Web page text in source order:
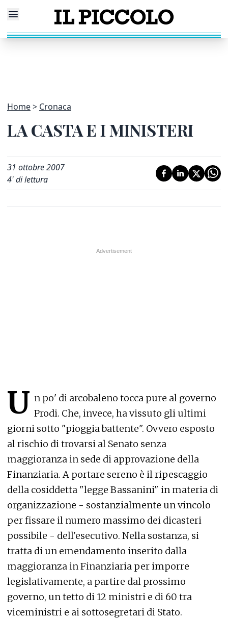
Home Cronaca
LA CASTA E I MINISTERI
31 ottobre 2007
4' di lettura
U n po' di arcobaleno tocca pure al governo
Prodi. Che, invece, ha vissuto gli ultimi
giorni sotto "pioggia battente". Ovvero esposto
al rischio di trovarsi al Senato senza
maggioranza in sede di approvazione della
Finanziaria. A portare sereno è il ripescaggio
della cosiddetta "legge Bassanini" in materia di
organizzazione - sostanzialmente un vincolo
per fissare il numero massimo dei dicasteri
possibile - dell'esecutivo. Nella sostanza, si
tratta di un emendamento inserito dalla
maggioranza in Finanziaria per imporre
legislativamente, a partire dal prossimo
governo, un tetto di 12 ministri e di 60 tra
viceministri e ai sottosegretari di Stato.